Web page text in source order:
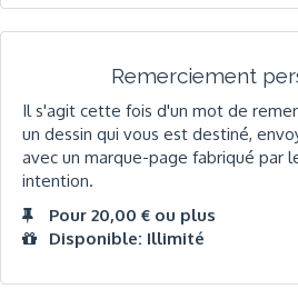
Remerciement
Il s'agit cette fois d'un mot de
un dessin qui vous est destiné,
avec un marque-page fabriqué par
intention.
Pour 20,00 € ou plus
Disponible: Illimité